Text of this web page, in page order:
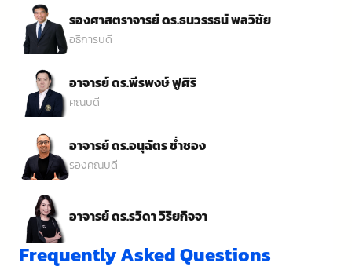
รองศาสตราจารย์ ดร.ธนวรรธน์ พลวิชัย
อธิการบดี
อาจารย์ ดร.พีรพงษ์ ฟูศิริ
คณบดี
อาจารย์ ดร.อนุฉัตร ช่ำชอง
รองคณบดี
อาจารย์ ดร.รวิดา วิริยกิจจา
Frequently Asked Questions